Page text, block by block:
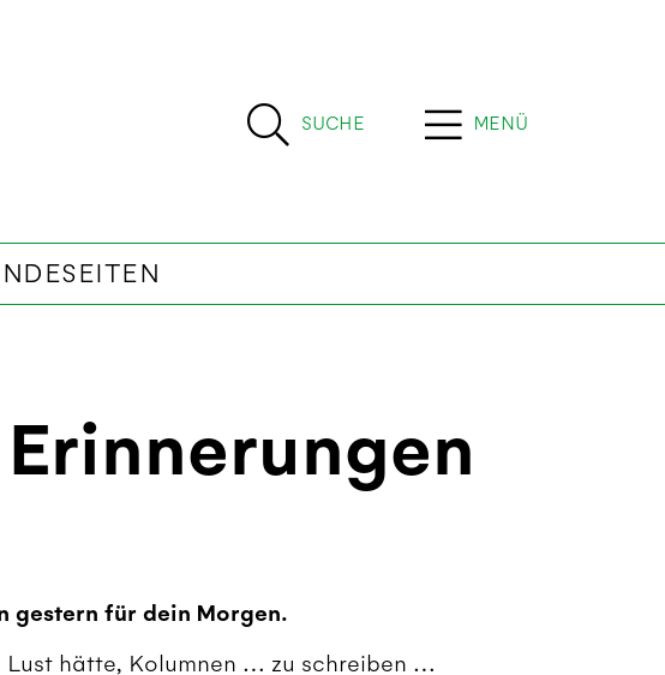
SUCHE MENÜ
gestern für dein Morgen.
Lust hätte, Kolumnen … zu schreiben …